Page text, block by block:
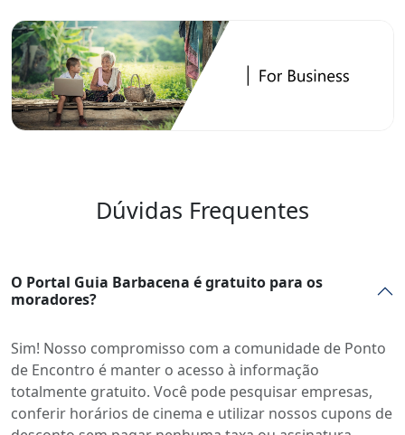
Dúvidas Frequentes
O Portal Guia Barbacena é gratuito para os
moradores?
Sim! Nosso compromisso com a comunidade de Ponto
de Encontro é manter o acesso à informação
totalmente gratuito. Você pode pesquisar empresas,
conferir horários de cinema e utilizar nossos cupons de